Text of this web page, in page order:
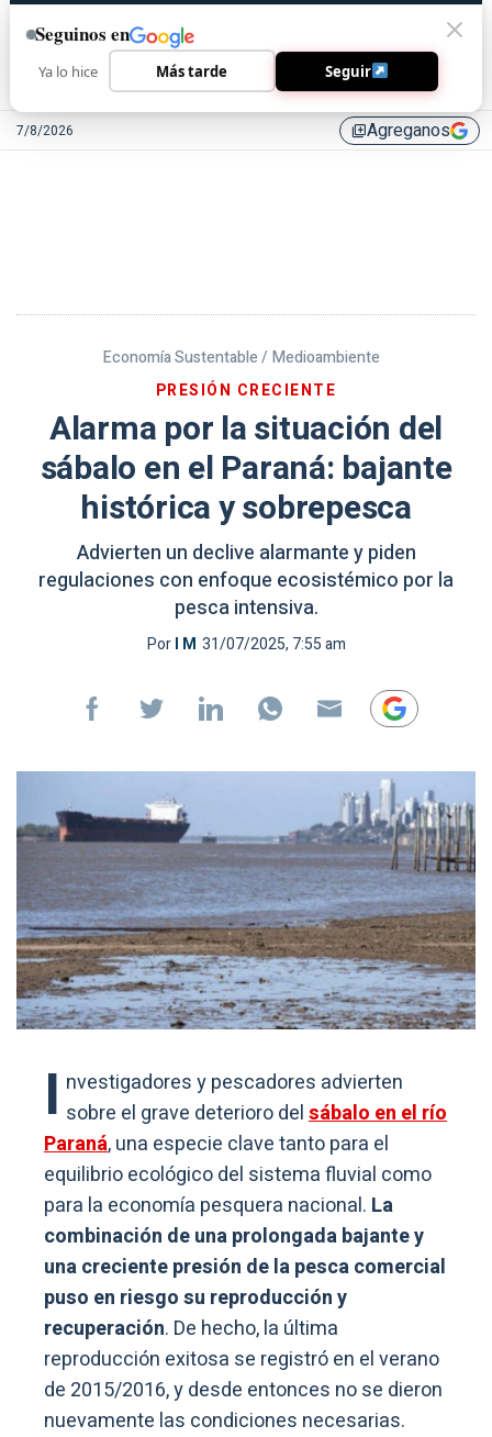
7/8/2026 library_addAgreganos
Economía Sustentable / Medioambiente
PRESIÓN CRECIENTE
Alarma por la situación del
sábalo en el Paraná: bajante
histórica y sobrepesca
Advierten un declive alarmante y piden
regulaciones con enfoque ecosistémico por la
pesca intensiva.
PorI M 31/07/2025, 7:55 am
I nvestigadores y pescadores advierten
sobre el grave deterioro delsábalo en el río
Paraná, una especie clave tanto para el
equilibrio ecológico del sistema fluvial como
para la economía pesquera nacional. La
combinación de una prolongada bajante y
una creciente presión de la pesca comercial
puso en riesgo su reproducción y
recuperación. De hecho, la última
reproducción exitosa se registró en el verano
de 2015/2016, y desde entonces no se dieron
nuevamente las condiciones necesarias.
Seguinos en
Ya lo hice Más tarde Seguir